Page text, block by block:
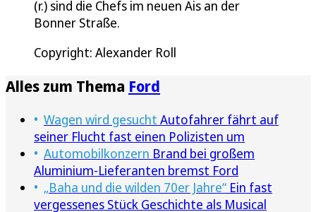
(r.) sind die Chefs im neuen Ais an der
Bonner Straße.
Copyright: Alexander Roll
Alles zum Thema Ford
Wagen wird gesucht Autofahrer fährt auf
seiner Flucht fast einen Polizisten um
Automobilkonzern Brand bei großem
Aluminium-Lieferanten bremst Ford
„Baha und die wilden 70er Jahre“ Ein fast
vergessenes Stück Geschichte als Musical